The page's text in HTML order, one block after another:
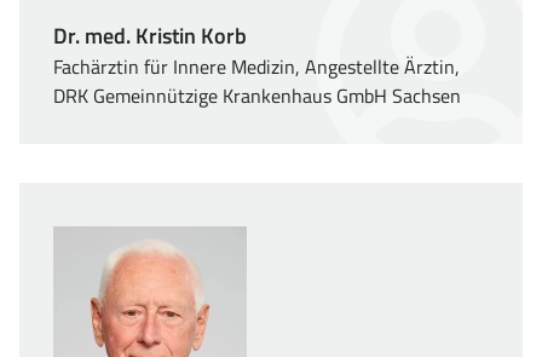
Dr. med. Kristin Korb
Fachärztin für Innere Medizin, Angestellte Ärztin,
DRK Gemeinnützige Krankenhaus GmbH Sachsen